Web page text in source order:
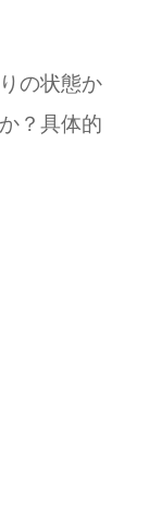
の状態か
？具体的